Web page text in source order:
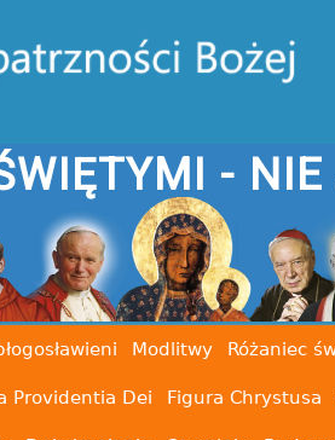
- NIE
Modlitwy Różaniec
Providentia Dei Figura Chrystusa